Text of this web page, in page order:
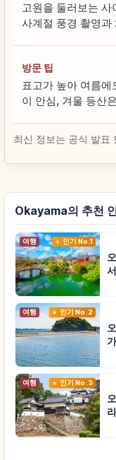
고원을 둘러보는
사계절 풍경 촬영과
방문 팁
표고가 높아 여름
이 안심, 겨울 등산
최신 정보는 공식 발표
Okayama의 추천
여행 인기 No.1
여행 인기 No.2
여행 인기 No.3